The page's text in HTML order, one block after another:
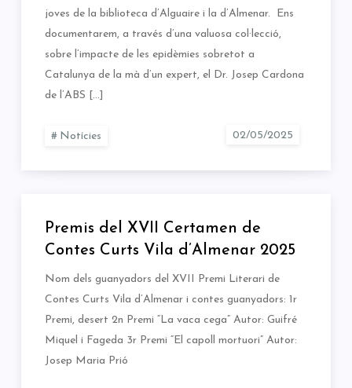
joves de la biblioteca d’Alguaire i la d’Almenar. Ens
documentarem, a través d’una valuosa col·lecció,
sobre l’impacte de les epidèmies sobretot a
Catalunya de la mà d’un expert, el Dr. Josep Cardona
de l’ABS […]
Notícies
Premis del XVII Certamen de
Contes Curts Vila d’Almenar 2025
Nom dels guanyadors del XVII Premi Literari de
Contes Curts Vila d’Almenar i contes guanyadors: 1r
Premi, desert 2n Premi “La vaca cega” Autor: Guifré
Miquel i Fageda 3r Premi “El capoll mortuori” Autor:
Josep Maria Prió